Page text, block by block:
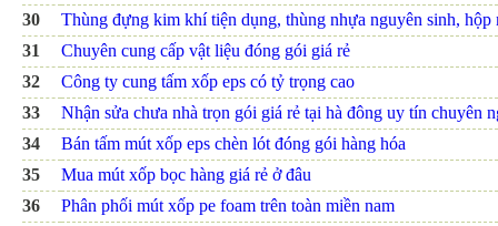
30
Thùng đựng kim khí tiện dụng, thùng nhựa nguyên sinh, hộp
31
Chuyên cung cấp vật liệu đóng gói giá rẻ
32
Công ty cung tấm xốp eps có tỷ trọng cao
33
Nhận sửa chưa nhà trọn gói giá rẻ tại hà đông uy tín chuyên
34
Bán tấm mút xốp eps chèn lót đóng gói hàng hóa
35
Mua mút xốp bọc hàng giá rẻ ở đâu
36
Phân phối mút xốp pe foam trên toàn miền nam